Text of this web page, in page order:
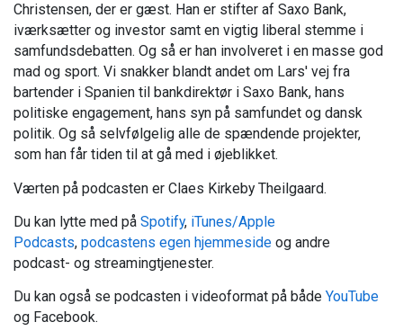
Christensen, der er gæst. Han er stifter af Saxo Bank,
iværksætter og investor samt en vigtig liberal stemme i
samfundsdebatten. Og så er han involveret i en masse god
mad og sport. Vi snakker blandt andet om Lars' vej fra
bartender i Spanien til bankdirektør i Saxo Bank, hans
politiske engagement, hans syn på samfundet og dansk
politik. Og så selvfølgelig alle de spændende projekter,
som han får tiden til at gå med i øjeblikket.
Værten på podcasten er Claes Kirkeby Theilgaard.
Du kan lytte med på Spotify, iTunes/Apple
Podcasts, podcastens egen hjemmeside og andre
podcast- og streamingtjenester.
Du kan også se podcasten i videoformat på både YouTube
og Facebook.